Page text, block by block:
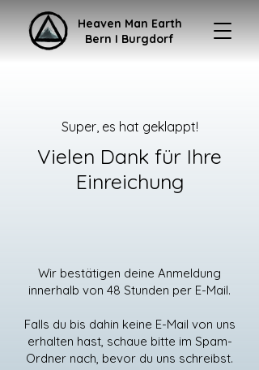
Heaven Man Earth
Bern I Burgdorf
Super, es hat geklappt!
Vielen Dank für Ihre
Einreichung
Wir bestätigen deine Anmeldung
innerhalb von 48 Stunden per E-Mail.
Falls du bis dahin keine E-Mail von uns
erhalten hast, schaue bitte im Spam-
Ordner nach, bevor du uns schreibst.